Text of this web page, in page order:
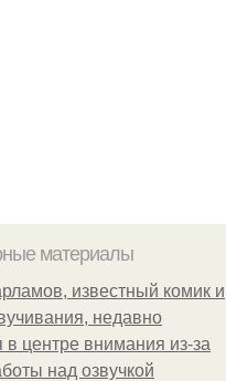
материалы
известный комик и
недавно
в центре внимания из-за
над озвучкой